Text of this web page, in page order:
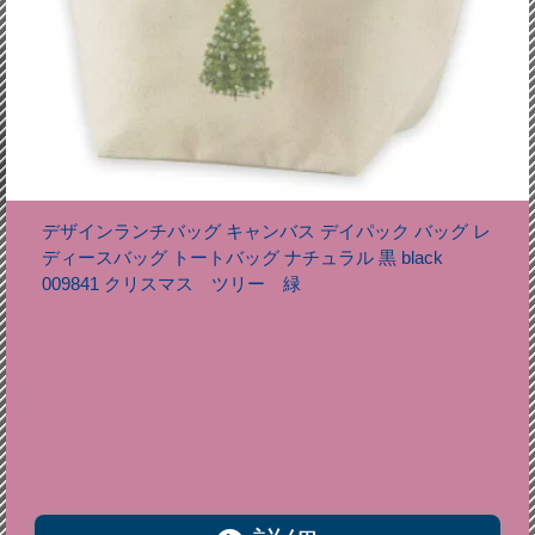
デザインランチバッグ キャンバス デイパック バッグ レ
ディースバッグ トートバッグ ナチュラル 黒 black
009841 クリスマス ツリー 緑